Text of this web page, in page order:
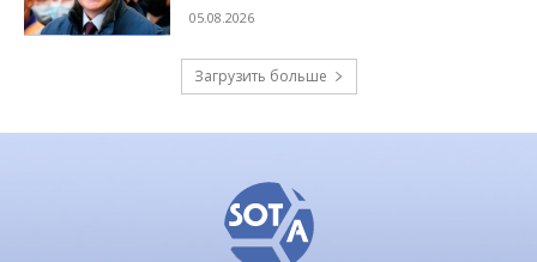
05.08.2026
Загрузить больше